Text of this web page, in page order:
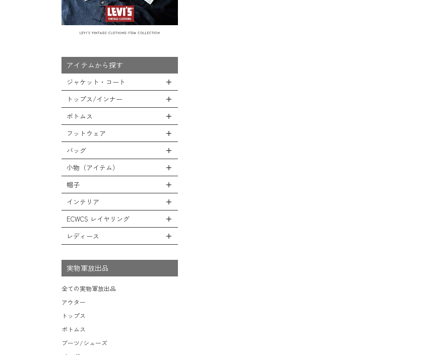
アイテムから探す
ジャケット・コート
全てのジャケット・コート
LEVEL7
フライトジャケット
M-65ジャケット
デッキジャケット
タンカースジャケット
コート
フリースジャケット
レザーアウター
ジャケットライナー
モッズコート
トップス/インナー
全てのトップス/インナー
Tシャツ
シャツ
スウェット/パーカー
セーター/カーディガン
ベスト
タンクトップ
ボトムス
全てのボトムス
カーゴパンツ
デニムパンツ
チノ，ワークパンツ
ファティーグパンツ
ナイロンパンツ
スウェットパンツ
ショートパンツ
アンダー（下着）
フットウェア
全てのフットウェア
ブーツ
シューズ・スニーカー
サンダル
レインシューズ・ブーツ
ソックス/靴下
バッグ
全てのバッグ
リュックサック
ショルダーバッグ
ヘルメットバッグ
メッセンジャーバッグ
トートバッグ
ダッフルバッグ
ボストンバッグ
ポーチ/ケース/etc
スーツケース/キャリーバッグ
ビジネスバッグ
小物（アイテム）
全ての小物（アイテム）
グローブ（手袋）
防寒物（ネックウォーマーetc）
傘/ポンチョ
ミリタリーウォッチ
サングラス・ゴーグル
帽子
全ての帽子
キャップ
ハット
ニット帽（ビーニー）
ベレー帽
ハンチング
キャスケット
その他
インテリア
全てのインテリア
デスク、椅子、家具
ボックス/ガソリン缶/etc
生地・テントシェル
ECWCS レイヤリング
全てのECWCS
ミッドベースレイヤー Level.2
ウィンドレイヤー Level.4
ソフトシェルレイヤー Level.5
ハードシェルレイヤー Level.6
アウターレイヤー Level.7
レディース
実物軍放出品
全ての実物軍放出品
アウター
トップス
ボトムス
ブーツ/シューズ